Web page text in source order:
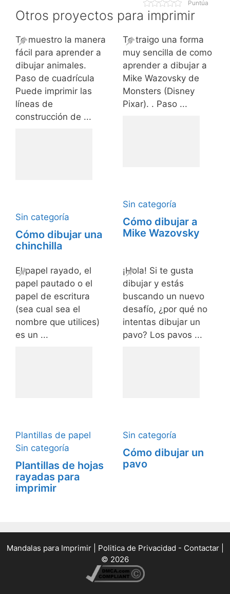
Puntúa
Otros proyectos para imprimir
Te muestro la manera
fácil para aprender a
dibujar animales.
Paso de cuadrícula
Puede imprimir las
líneas de
construcción de ...
Sin categoría
Cómo dibujar una
chinchilla
Te traigo una forma
muy sencilla de como
aprender a dibujar a
Mike Wazovsky de
Monsters (Disney
Pixar). . Paso ...
Sin categoría
Cómo dibujar a
Mike Wazovsky
El papel rayado, el
papel pautado o el
papel de escritura
(sea cual sea el
nombre que utilices)
es un ...
Plantillas de papel
Sin categoría
Plantillas de hojas
rayadas para
imprimir
¡Hola! Si te gusta
dibujar y estás
buscando un nuevo
desafío, ¿por qué no
intentas dibujar un
pavo? Los pavos ...
Sin categoría
Cómo dibujar un
pavo
Mandalas para Imprimir| Politica de Privacidad - Contactar|
© 2026